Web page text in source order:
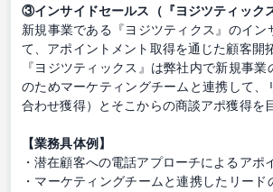
③インサイドセールス（『ヨジツティック
新規事業である『ヨジツティクス』のイン
て、アポイントメント取得を通じた顧客開
『ヨジツティックス』は弊社内で新規事
のためマーケティングチームと連携して、
合わせ獲得）とそこからの商談アポ獲得を
【業務具体例】
・潜在顧客への電話アプローチによるアポ
・マーケティングチームと連携したリー